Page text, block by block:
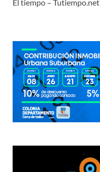
El tiempo – Tutiempo.net